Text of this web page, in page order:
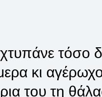
τόσο
κι
του τη